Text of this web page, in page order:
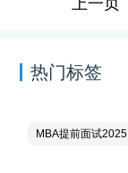
上一页
热门标签
MBA提前面试2025